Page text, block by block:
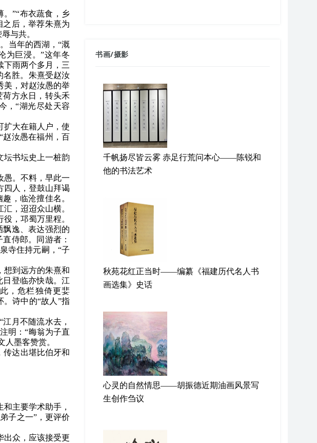
”“布衣蔬食，乡
之后，举荐朱熹为
与共。
当年的西湖，“溉
为巨浸。”这年冬
下雨两个多月，三
名胜。朱熹受赵汝
美，对赵汝愚的举
荷方永日，转头禾
，“湖光尽处天容
扩大在籍人户，使
赵汝愚在福州，百
坛书坛史上一桩韵
愚。不料，早此一
四人，登鼓山拜谒
，临沧擅佳名。
，迢迢众山横。
，邛蜀万里程。
飘逸、表达强烈的
侍郎。同游者：
寺住持元嗣，“子
想到远方的朱熹和
日登临亦快哉。江
，危栏独倚更婓
诗中的“故人”指
月不随流水去，
明：“晦翁为子直
墨客赞赏。
传达出堪比伯牙和
主要学术助手，
子之一”，更评价
出众，应该接受更
书画/摄影
千帆扬尽皆云雾 赤足行荒问本心——陈锐和
他的书法艺术
秋苑花红正当时——编纂《福建历代名人书
画选集》史话
心灵的自然情思——胡振德近期油画风景写
生创作刍议